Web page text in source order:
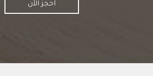
احجز الآن